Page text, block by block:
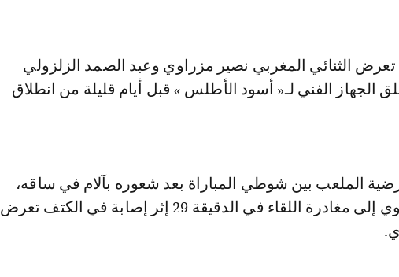
الجهاز الفني لـ« أسود الأطلس » قبل أيام قليلة من انطلاق
الملعب بين شوطي المباراة بعد شعوره بآلام في ساقه،
فيما اضطر مزراوي إلى مغادرة اللقاء في الدقيقة 29 إثر إصابة في الكتف تعرض